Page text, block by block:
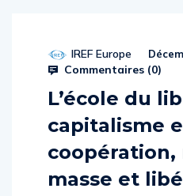
IREF Europe
L’école du
capitalisme et
coopération,